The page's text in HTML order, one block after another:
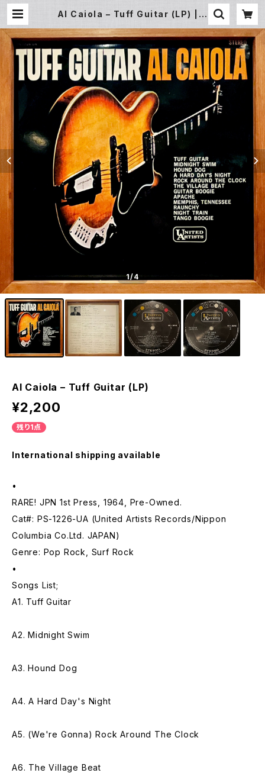
Al Caiola – Tuff Guitar (LP) | U
ore
1/4
Al Caiola – Tuff Guitar (LP)
¥2,200
残り1点
International shipping available
•
RARE! JPN 1st Press, 1964, Pre-Owned.
Cat#: PS-1226-UA (United Artists Records/Nippon
Columbia Co.Ltd. JAPAN)
Genre: Pop Rock, Surf Rock
•
Songs List;
A1. Tuff Guitar
A2. Midnight Swim
A3. Hound Dog
A4. A Hard Day's Night
A5. (We're Gonna) Rock Around The Clock
A6. The Village Beat